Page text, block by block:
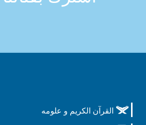
القرآن الكريم و علومه